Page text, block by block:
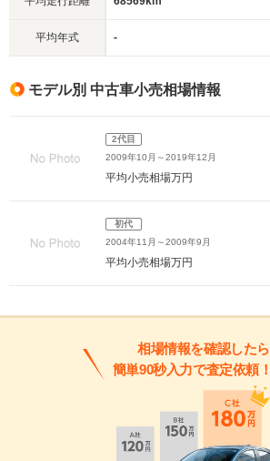
平均年式 -
モデル別 中古車小売相場情報
2代目
2009年10月～2019年12月
平均小売相場万円
初代
2004年11月～2009年9月
平均小売相場万円
相場情報を確認したら
簡単90秒入力で査定依頼！